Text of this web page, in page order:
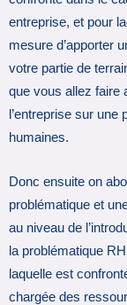
entreprise, et pour
mesure d’apporter
votre partie de
que vous allez faire
l’entreprise sur
humaines.
Donc ensuite on
problématique et
au niveau de
la problématique
laquelle est
chargée des